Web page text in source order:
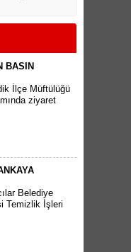
BASIN
İlçe Müftülüğü
ziyaret
Belediye
Temizlik İşleri